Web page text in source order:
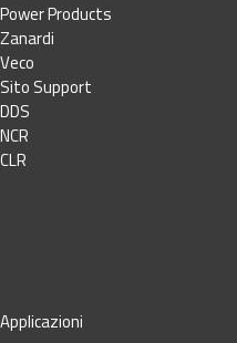
Power Products
Zanardi
Veco
Sito Support
DDS
NCR
CLR
Applicazioni